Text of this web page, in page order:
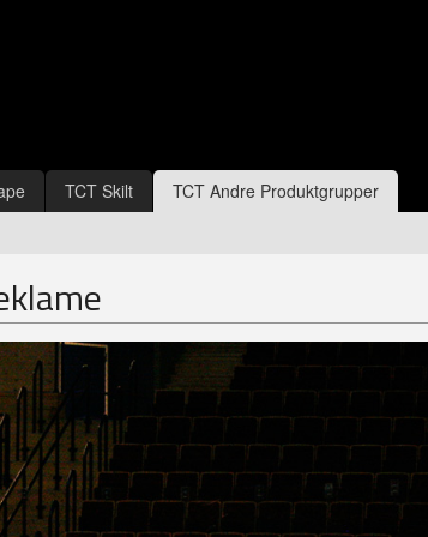
TCT Skilt TCT Andre Produktgrupper